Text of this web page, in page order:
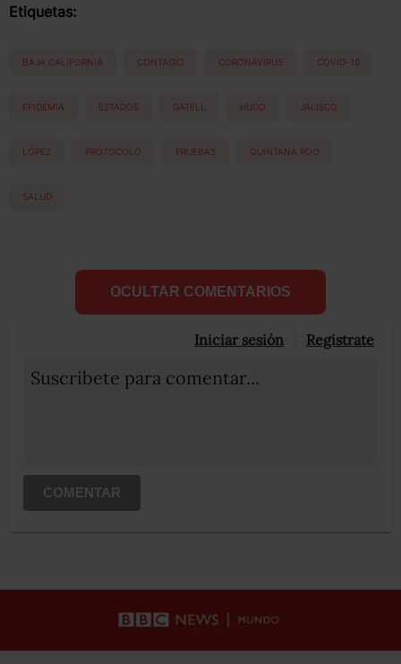
Etiquetas:
BAJA CALIFORNIA CONTAGIO CORONAVIRUS COVID-19
EPIDEMIA ESTADOS GATELL HUGO JALISCO
LÓPEZ PROTOCOLO PRUEBAS QUINTANA ROO
SALUD
OCULTAR COMENTARIOS
Iniciar sesión Registrate
Suscribete para comentar...
COMENTAR